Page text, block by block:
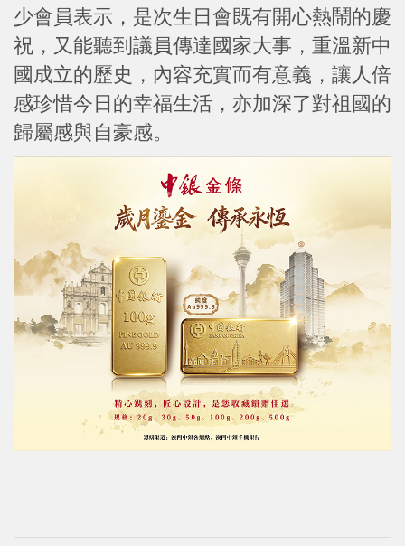
少會員表示，是次生日會既有開心熱鬧的慶
祝，又能聽到議員傳達國家大事，重溫新中
國成立的歷史，內容充實而有意義，讓人倍
感珍惜今日的幸福生活，亦加深了對祖國的
歸屬感與自豪感。